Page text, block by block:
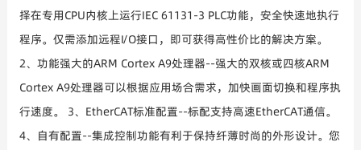
择在专用CPU内核上运行IEC 61131-3 PLC功能，安全快速地执行
程序。仅需添加远程I/O接口，即可获得高性价比的解决方案。
2、功能强大的ARM Cortex A9处理器--强大的双核或四核ARM
Cortex A9处理器可以根据应用场合需求，加快画面切换和程序执
行速度。 3、EtherCAT标准配置--标配支持高速EtherCAT通信。
4、自有配置--集成控制功能有利于保持纤薄时尚的外形设计。您